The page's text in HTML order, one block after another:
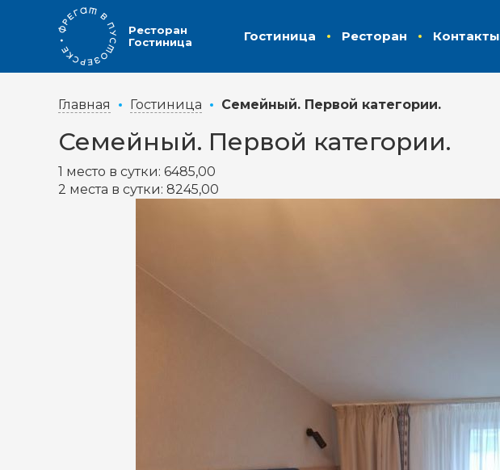
Ресторан
Гостиница
Гостиница Ресторан Контакты
Главная Гостиница Семейный. Первой категории.
Семейный. Первой категории.
1 место в сутки: 6485,00
2 места в сутки: 8245,00